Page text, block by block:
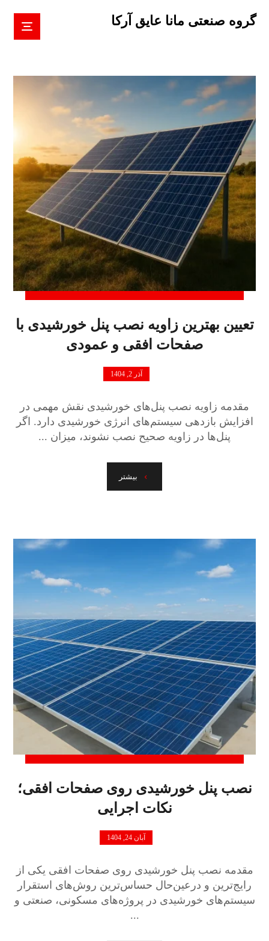
گروه صنعتی مانا عایق آرکا
تعیین بهترین زاویه نصب پنل خورشیدی با
صفحات افقی و عمودی
آذر 2, 1404
مقدمه زاویه نصب پنل‌های خورشیدی نقش مهمی در
افزایش بازدهی سیستم‌های انرژی خورشیدی دارد. اگر
پنل‌ها در زاویه صحیح نصب نشوند، میزان ...
بیشتر
نصب پنل خورشیدی روی صفحات افقی؛
نکات اجرایی
آبان 24, 1404
مقدمه نصب پنل خورشیدی روی صفحات افقی یکی از
رایج‌ترین و درعین‌حال حساس‌ترین روش‌های استقرار
سیستم‌های خورشیدی در پروژه‌های مسکونی، صنعتی و
...